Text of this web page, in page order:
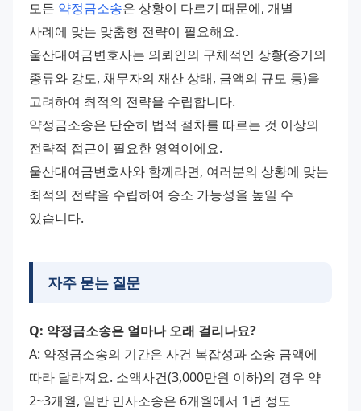
모든 약정금소송은 상황이 다르기 때문에, 개별
사례에 맞는 맞춤형 전략이 필요해요.
울산대여금변호사는 의뢰인의 구체적인 상황(증거의
종류와 강도, 채무자의 재산 상태, 금액의 규모 등)을
고려하여 최적의 전략을 수립합니다.
약정금소송은 단순히 법적 절차를 따르는 것 이상의
전략적 접근이 필요한 영역이에요.
울산대여금변호사와 함께라면, 여러분의 상황에 맞는
최적의 전략을 수립하여 승소 가능성을 높일 수
있습니다.
자주 묻는 질문
Q: 약정금소송은 얼마나 오래 걸리나요?
A: 약정금소송의 기간은 사건 복잡성과 소송 금액에
따라 달라져요. 소액사건(3,000만원 이하)의 경우 약
2~3개월, 일반 민사소송은 6개월에서 1년 정도